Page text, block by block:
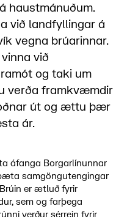
haustmánuðum.
við landfyllingar á
vegna brúarinnar.
við
og taki um
verða framkvæmdir
út og ættu þær
ár.
áfanga Borgarlínunnar
samgöngutengingar
er ætluð fyrir
sem og farþega